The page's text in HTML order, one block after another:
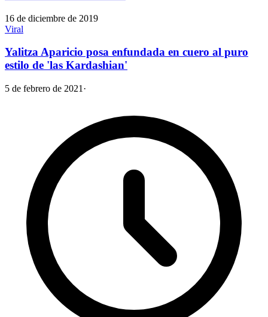
16 de diciembre de 2019
Viral
Yalitza Aparicio posa enfundada en cuero al puro
estilo de 'las Kardashian'
5 de febrero de 2021 ·